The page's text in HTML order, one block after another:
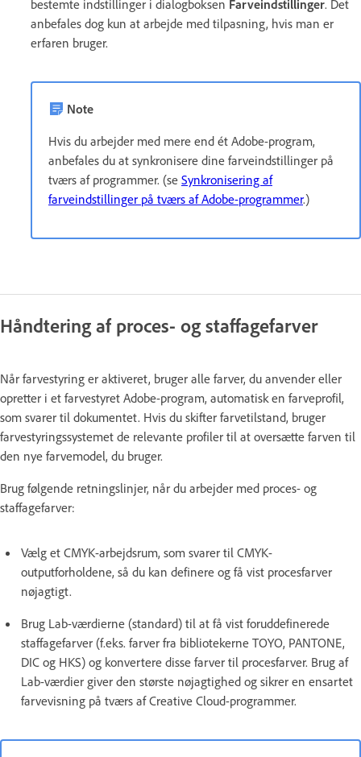
bestemte indstillinger i dialogboksen Farveindstillinger. Det
anbefales dog kun at arbejde med tilpasning, hvis man er
erfaren bruger.
Note
Hvis du arbejder med mere end ét Adobe-program,
anbefales du at synkronisere dine farveindstillinger på
tværs af programmer. (se Synkronisering af
farveindstillinger på tværs af Adobe-programmer.)
Håndtering af proces- og staffagefarver
Når farvestyring er aktiveret, bruger alle farver, du anvender eller
opretter i et farvestyret Adobe-program, automatisk en farveprofil,
som svarer til dokumentet. Hvis du skifter farvetilstand, bruger
farvestyringssystemet de relevante profiler til at oversætte farven til
den nye farvemodel, du bruger.
Brug følgende retningslinjer, når du arbejder med proces- og
staffagefarver:
Vælg et CMYK-arbejdsrum, som svarer til CMYK-
outputforholdene, så du kan definere og få vist procesfarver
nøjagtigt.
Brug Lab-værdierne (standard) til at få vist foruddefinerede
staffagefarver (f.eks. farver fra bibliotekerne TOYO, PANTONE,
DIC og HKS) og konvertere disse farver til procesfarver. Brug af
Lab-værdier giver den største nøjagtighed og sikrer en ensartet
farvevisning på tværs af Creative Cloud-programmer.